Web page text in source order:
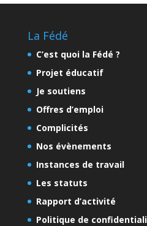
La Fédé
C’est quoi la Fédé ?
Projet éducatif
Je soutiens
Offres d’emploi
Complicités
Nos évènements
Instances de travail
Les statuts
Rapport d’activité
Politique de